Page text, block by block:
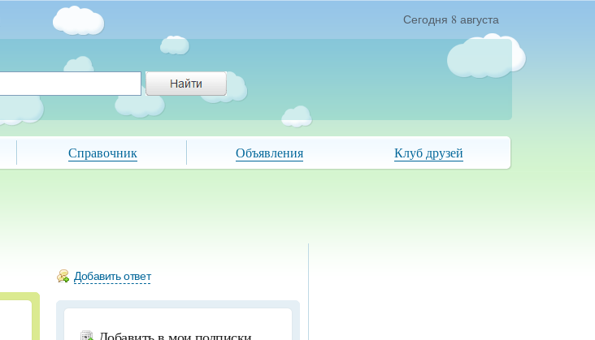
Сегодня 8 августа
Справочник Объявления Клуб друзей
Добавить ответ